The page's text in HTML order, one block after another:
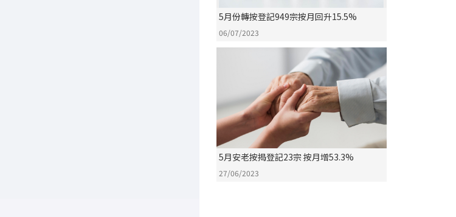
5月份轉按登記949宗按月回升15.5%
06/07/2023
5月安老按揭登記23宗 按月增53.3%
27/06/2023